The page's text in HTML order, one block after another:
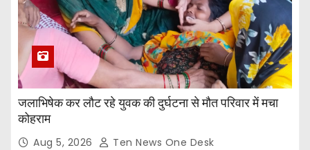
जलाभिषेक कर लौट रहे युवक की दुर्घटना से मौत परिवार में मचा
कोहराम
Aug 5, 2026 Ten News One Desk